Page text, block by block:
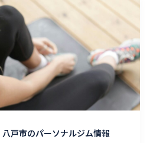
八戸市のパーソナルジム情報